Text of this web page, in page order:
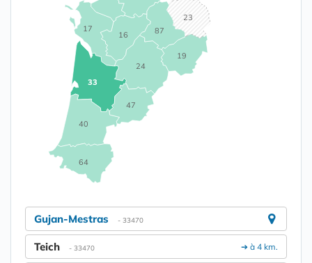
16
17
19
23
24
33
40
47
64
87
Gujan-Mestras - 33470
➔ à 4 km.
Teich - 33470